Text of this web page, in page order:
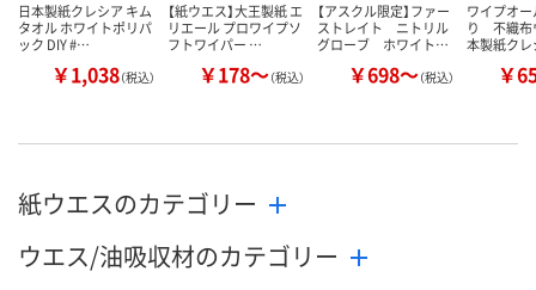
日本製紙クレシア キム
タオル ホワイトポリパ
ック DIY #…
￥1,038（税込）
【紙ウエス】大王製紙 エ
リエール プロワイプソ
フトワイパー …
￥178～（税込）
【アスクル限定】ファー
ストレイト ニトリル
グローブ ホワイト…
￥698～（税込）
ワイプオ
り 不織
本製紙ク
￥
紙ウエスのカテゴリー
ウエス/油吸収材のカテゴリー